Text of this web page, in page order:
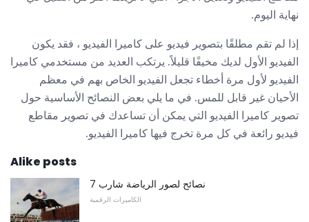
نهاية اليوم.
إذا لم تقم مطلقًا بتصوير فيديو على كاميرا الفيديو ، فقد يكون
الفيديو الأول لديك مخيفًا قليلاً. يرتكب العديد من مستخدمي كاميرا
الفيديو لأول مرة أخطاء تجعل الفيديو الخاص بهم في معظم
الأحيان غير قابل للمس. في ما يلي بعض النصائح الأساسية حول
تصوير كاميرا الفيديو التي يمكن أن تساعدك في تصوير مقاطع
فيديو رائعة في كل مرة تخرج فيها كاميرا الفيديو.
Alike posts
7 نصائح لصور الرياضة شارب
الكاميرات الرقمية